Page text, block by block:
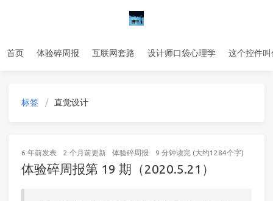
首页 体验碎周报 互联网套路 设计师口袋心理学 这个控件叫
标签 直觉设计
6 年前发表 2 个月前更新 体验碎周报 9 分钟读完 (大约1284个字)
体验碎周报第 19 期（2020.5.21）